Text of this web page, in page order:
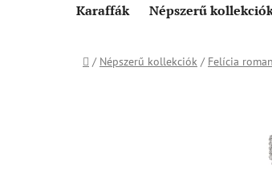
Karaffák Népszerű
Kezdőlap
/ Népszerű kollekciók / Felícia